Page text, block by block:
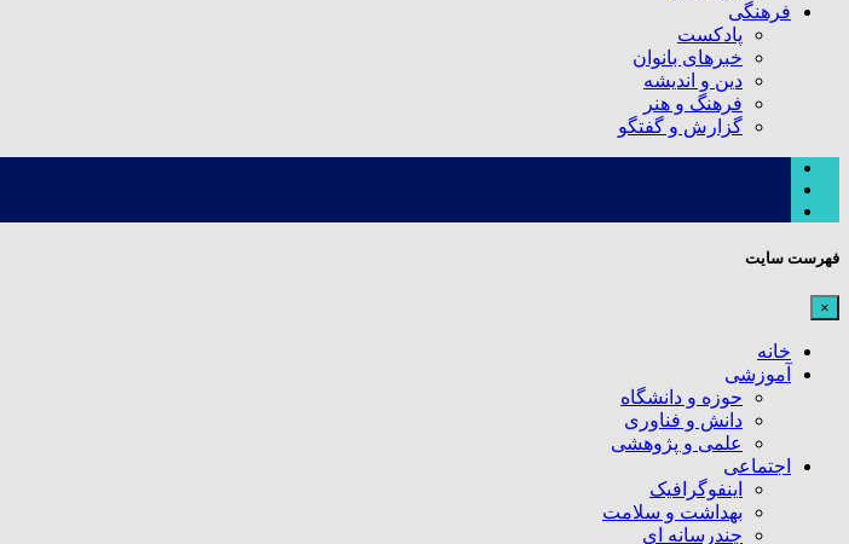
فرهنگی
پادکست
خبرهای بانوان
دین و اندیشه
فرهنگ و هنر
گزارش و گفتگو
فهرست سایت
×
خانه
آموزشی
حوزه و دانشگاه
دانش و فناوری
علمی و پژوهشی
اجتماعی
اینفوگرافیک
بهداشت و سلامت
چندرسانه ای